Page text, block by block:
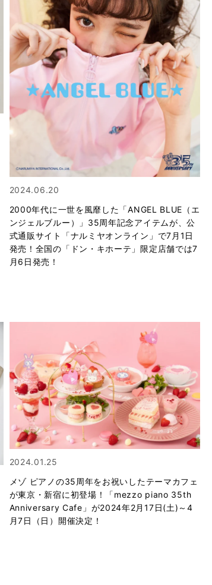
2024.06.20
2000年代に⼀世を⾵靡した「ANGEL BLUE（エ
ンジェルブルー）」35周年記念アイテムが、公
式通販サイト「ナルミヤオンライン」で7月1日
発売！全国の「ドン・キホーテ」限定店舗では7
月6日発売！
2024.01.25
メゾ ピアノの35周年をお祝いしたテーマカフェ
が東京・新宿に初登場！「mezzo piano 35th
Anniversary Cafe」が2024年2月17日(土)～4
月7日（日）開催決定！